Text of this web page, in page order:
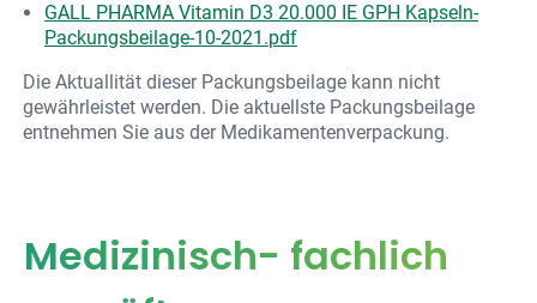
GALL PHARMA Vitamin D3 20.000 IE GPH Kapseln-
Packungsbeilage-10-2021.pdf
Die Aktuallität dieser Packungsbeilage kann nicht
gewährleistet werden. Die aktuellste Packungsbeilage
entnehmen Sie aus der Medikamentenverpackung.
Medizinisch- fachlich